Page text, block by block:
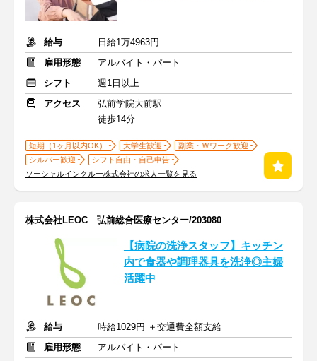
給与
日給1万4963円
雇用形態
アルバイト・パート
シフト
週1日以上
アクセス
弘前学院大前駅
徒歩14分
短期（1ヶ月以内OK） 大学生歓迎
副業・Ｗワーク歓迎
シルバー歓迎
シフト自由・自己申告
ソーシャルインクルー株式会社の求人一覧を見る
株式会社LEOC 弘前総合医療センター/203080
【病院の洗浄スタッフ】キッチン
内で食器や調理器具を洗浄◎主婦
活躍中
給与
時給1029円 ＋交通費全額支給
雇用形態
アルバイト・パート